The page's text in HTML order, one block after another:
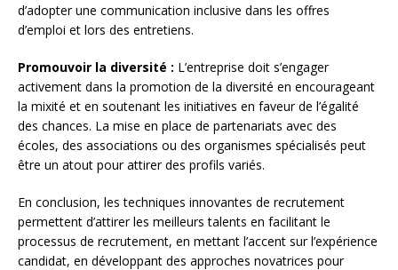
d’adopter une communication inclusive dans les offres
d’emploi et lors des entretiens.
Promouvoir la diversité : L’entreprise doit s’engager
activement dans la promotion de la diversité en encourageant
la mixité et en soutenant les initiatives en faveur de l’égalité
des chances. La mise en place de partenariats avec des
écoles, des associations ou des organismes spécialisés peut
être un atout pour attirer des profils variés.
En conclusion, les techniques innovantes de recrutement
permettent d’attirer les meilleurs talents en facilitant le
processus de recrutement, en mettant l’accent sur l’expérience
candidat, en développant des approches novatrices pour